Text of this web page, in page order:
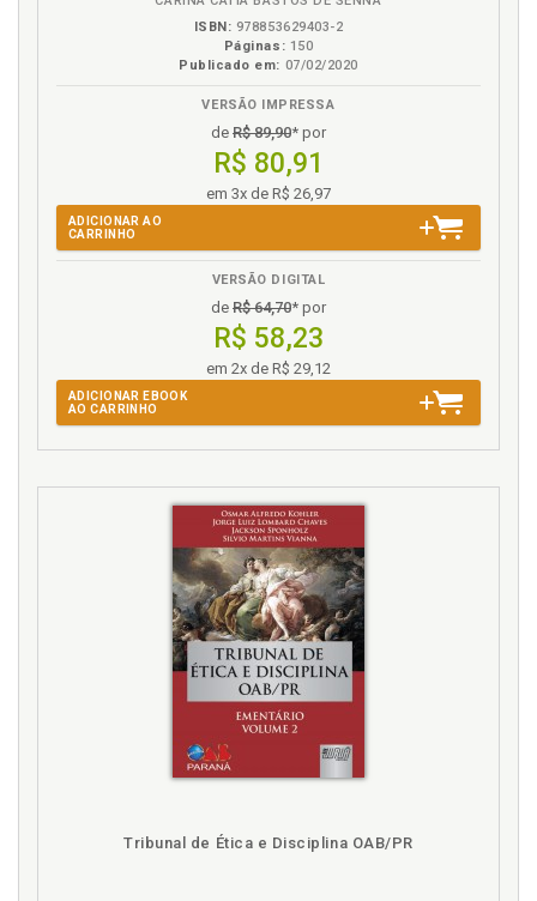
ISBN: 978853629403-2
Páginas: 150
Publicado em: 07/02/2020
VERSÃO IMPRESSA
de R$ 89,90* por
R$ 80,91
em 3x de R$ 26,97
ADICIONAR AO
CARRINHO
VERSÃO DIGITAL
de R$ 64,70* por
R$ 58,23
em 2x de R$ 29,12
ADICIONAR EBOOK
AO CARRINHO
Tribunal de Ética e Disciplina OAB/PR